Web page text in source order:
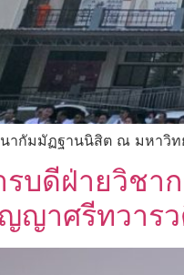
ากัมมัฏฐานนิสิต ณ มหาวิ
บดีฝ่ายวิชา
ญาศรีทวาร